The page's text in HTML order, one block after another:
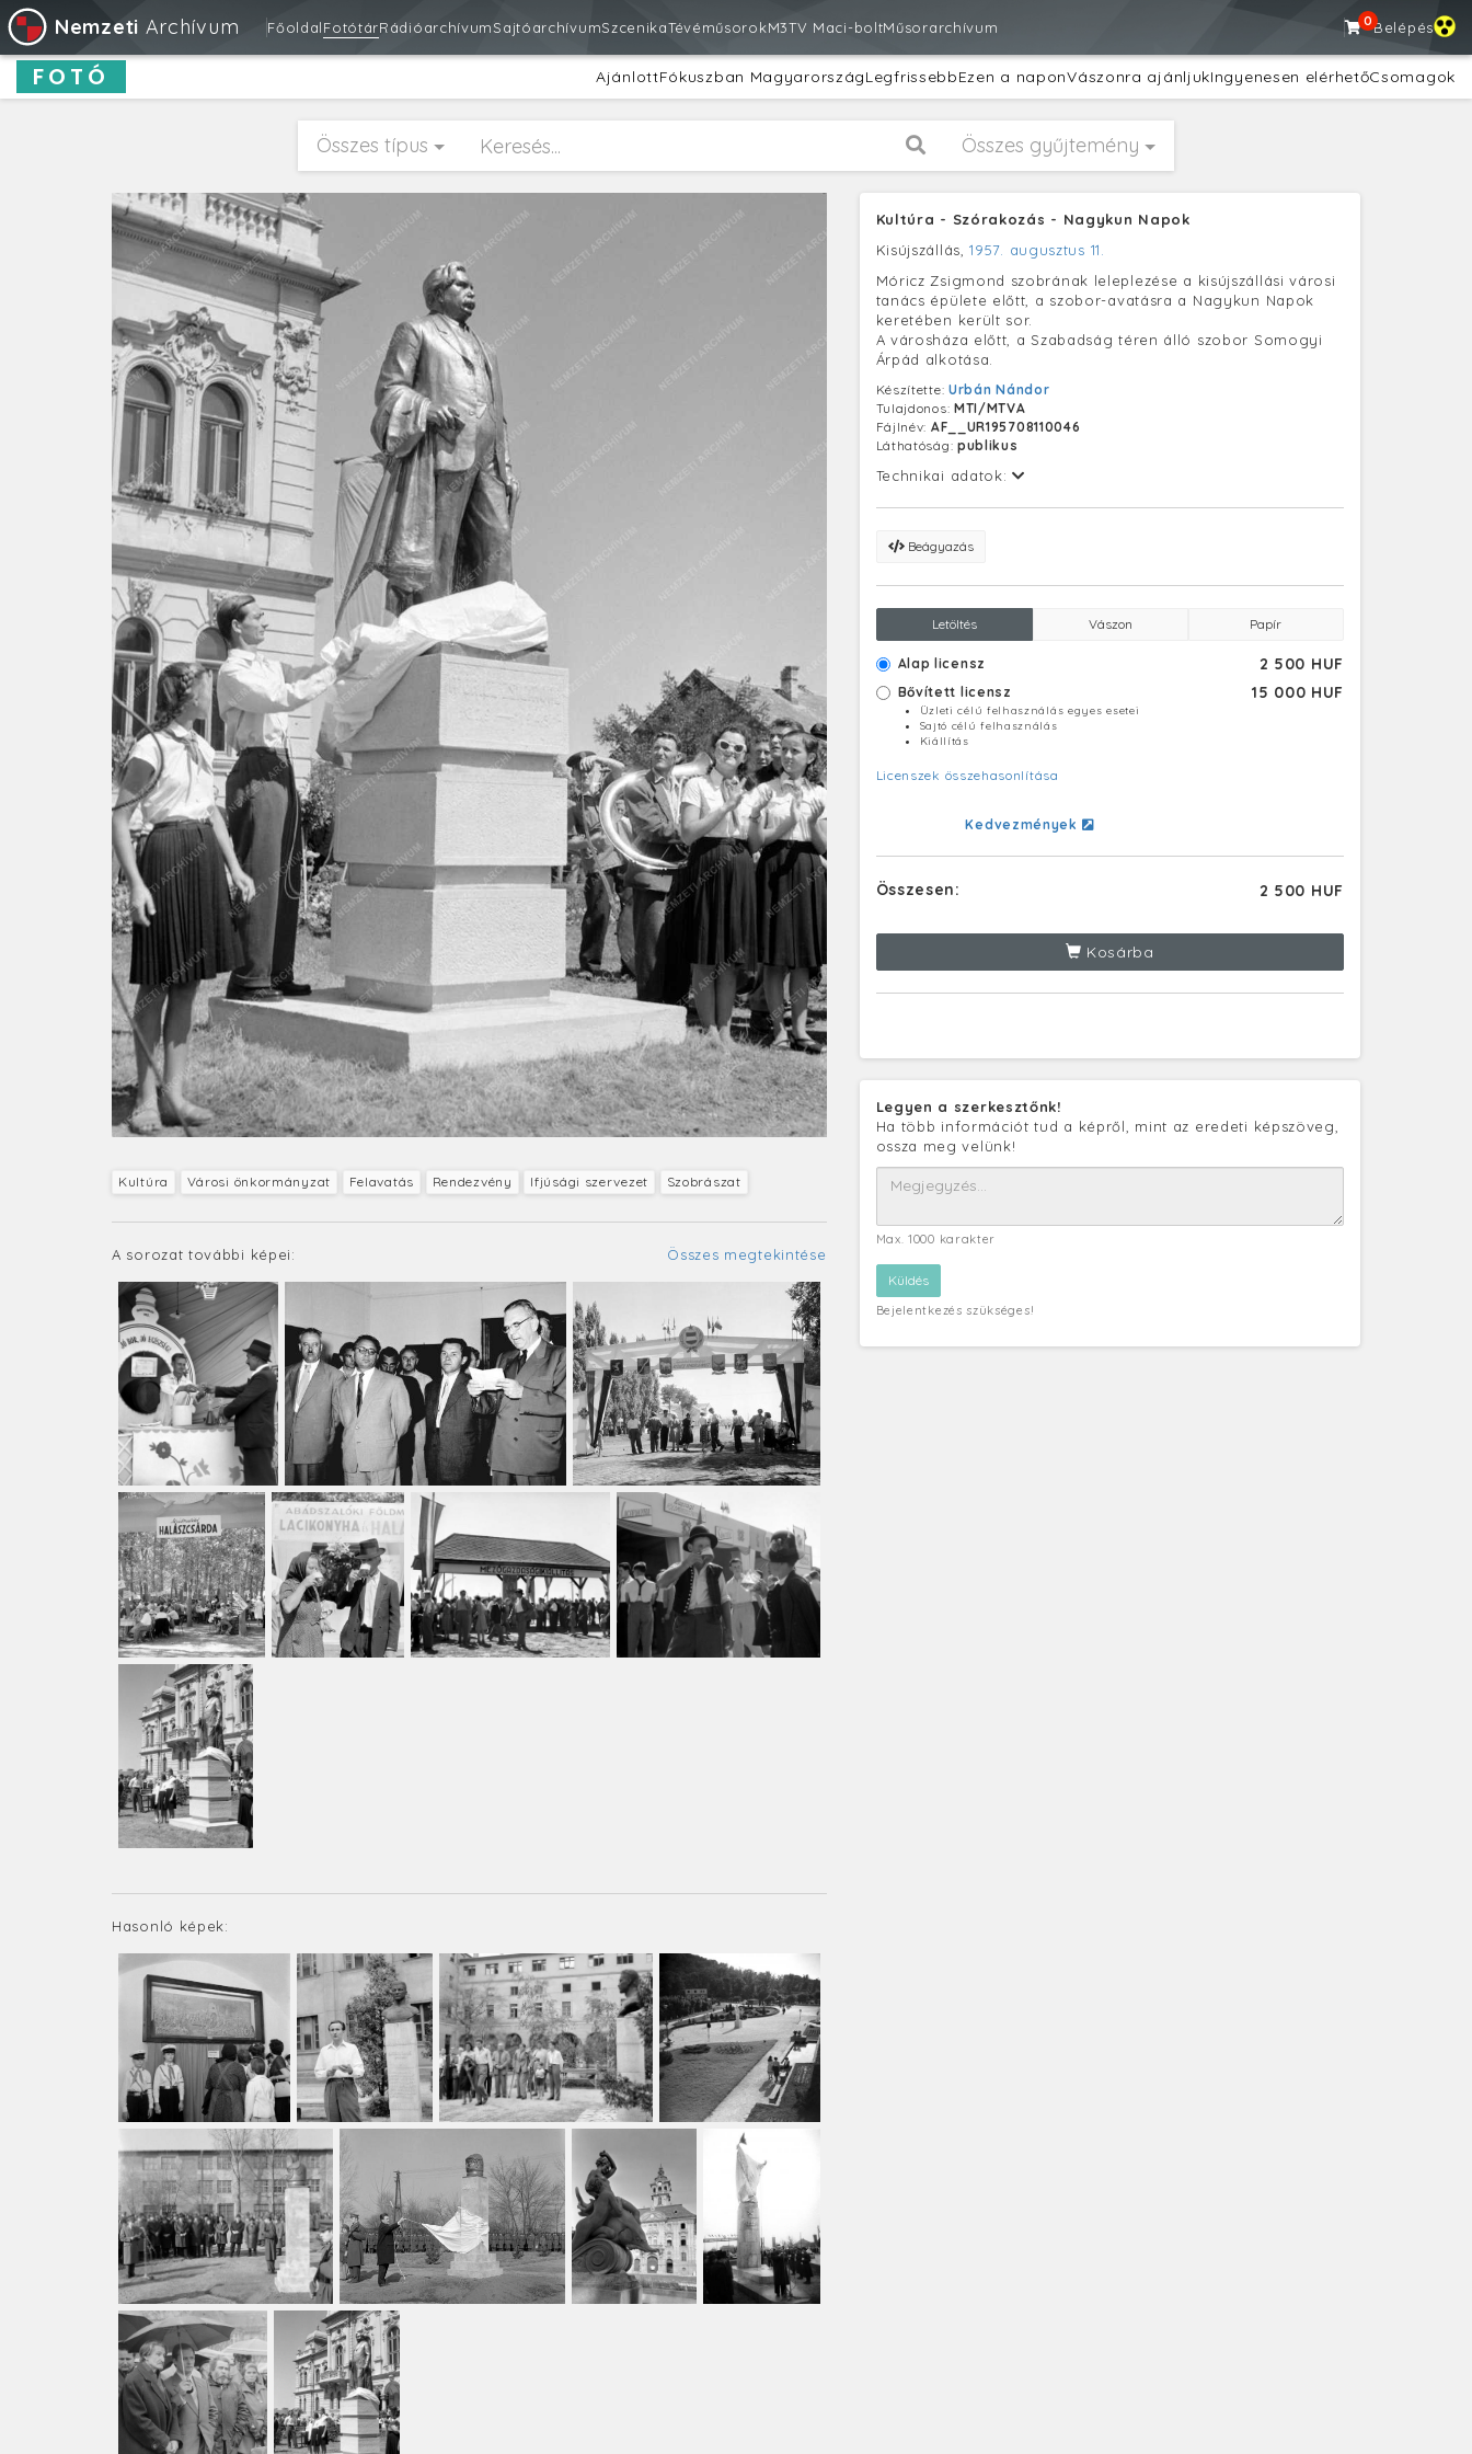
Nemzeti Archívum FőoldalFotótárRádióarchívumSajtóarchívumSzcenikaTévéműsorokM3TV Maci-boltMűsorarchívum 0Belépés
FOTÓ AjánlottFókuszban MagyarországLegfrissebbEzen a naponVászonra ajánljukIngyenesen elérhetőCsomagok
Összes típus Összes gyűjtemény
Kultúra Városi önkormányzat Felavatás Rendezvény Ifjúsági szervezet Szobrászat
A sorozat további képei: Összes megtekintése
Hasonló képek:
Kultúra - Szórakozás - Nagykun Napok
Kisújszállás,1957. augusztus 11.
Móricz Zsigmond szobrának leleplezése a kisújszállási városi
tanács épülete előtt, a szobor-avatásra a Nagykun Napok
keretében került sor.
A városháza előtt, a Szabadság téren álló szobor Somogyi
Árpád alkotása.
Készítette: Urbán Nándor
Tulajdonos: MTI/MTVA
Fájlnév: AF__UR195708110046
Láthatóság: publikus
Technikai adatok:
Beágyazás
Letöltés Vászon Papír
Alap licensz 2 500 HUF
Bővített licensz 15 000 HUF
Üzleti célú felhasználás egyes esetei
Sajtó célú felhasználás
Kiállítás
Licenszek összehasonlítása
Kedvezmények
Összesen: 2 500 HUF
Kosárba
Legyen a szerkesztőnk!
Ha több információt tud a képről, mint az eredeti képszöveg,
ossza meg velünk!
Max. 1000 karakter
Bejelentkezés szükséges!